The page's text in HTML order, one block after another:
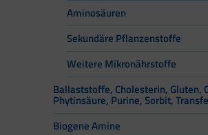
Aminosäuren
Sekundäre Pflanzenstoffe
Weitere Mikronährstoffe
Ballaststoffe, Cholesterin, Gluten,
Phytinsäure, Purine, Sorbit,
Biogene Amine